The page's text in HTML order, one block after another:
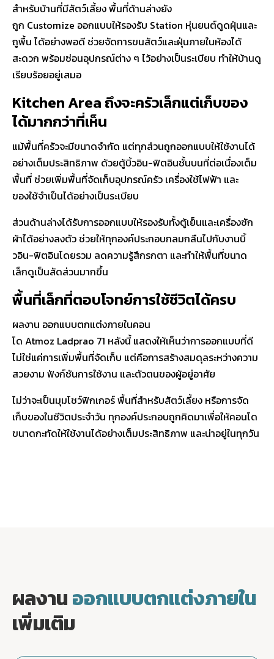
สำหรับบ้านที่มีสัตว์เลี้ยง พื้นที่ด้านล่างยัง
ถูก Customize ออกแบบให้รองรับ Station หุ่นยนต์ดูดฝุ่นและ
ถูพื้น ได้อย่างพอดี ช่วยจัดการขนสัตว์และฝุ่นภายในห้องได้
สะดวก พร้อมซ่อนอุปกรณ์ต่าง ๆ ไว้อย่างเป็นระเบียบ ทำให้บ้านดู
เรียบร้อยอยู่เสมอ
Kitchen Area ถึงจะครัวเล็กแต่เก็บของ
ได้มากกว่าที่เห็น
แม้พื้นที่ครัวจะมีขนาดจำกัด แต่ทุกส่วนถูกออกแบบให้ใช้งานได้
อย่างเต็มประสิทธิภาพ ด้วยตู้บิ้วอิน-ฟิตอินชั้นบนที่ต่อเนื่องเต็ม
พื้นที่ ช่วยเพิ่มพื้นที่จัดเก็บอุปกรณ์ครัว เครื่องใช้ไฟฟ้า และ
ของใช้จำเป็นได้อย่างเป็นระเบียบ
ส่วนด้านล่างได้รับการออกแบบให้รองรับทั้งตู้เย็นและเครื่องซัก
ผ้าได้อย่างลงตัว ช่วยให้ทุกองค์ประกอบกลมกลืนไปกับงานบิ้
วอิน-ฟิตอินโดยรวม ลดความรู้สึกรกตา และทำให้พื้นที่ขนาด
เล็กดูเป็นสัดส่วนมากขึ้น
พื้นที่เล็กที่ตอบโจทย์การใช้ชีวิตได้ครบ
ผลงาน ออกแบบตกแต่งภายในคอน
โด Atmoz Ladprao 71 หลังนี้ แสดงให้เห็นว่าการออกแบบที่ดี
ไม่ใช่แค่การเพิ่มพื้นที่จัดเก็บ แต่คือการสร้างสมดุลระหว่างความ
สวยงาม ฟังก์ชันการใช้งาน และตัวตนของผู้อยู่อาศัย
ไม่ว่าจะเป็นมุมโชว์ฟิกเกอร์ พื้นที่สำหรับสัตว์เลี้ยง หรือการจัด
เก็บของในชีวิตประจำวัน ทุกองค์ประกอบถูกคิดมาเพื่อให้คอนโด
ขนาดกะทัดให้ใช้งานได้อย่างเต็มประสิทธิภาพ และน่าอยู่ในทุกวัน
ผลงานออกแบบตกแต่งภายใน
เพิ่มเติม